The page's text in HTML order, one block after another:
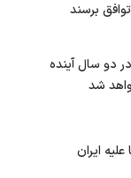
برسند
در دو سال آینده
شد
ایران